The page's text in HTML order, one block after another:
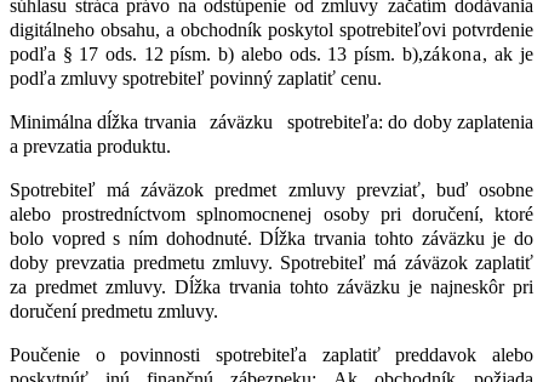
súhlasu stráca právo na odstúpenie od zmluvy začatím dodávania
digitálneho obsahu, a obchodník poskytol spotrebiteľovi potvrdenie
podľa § 17 ods. 12 písm. b) alebo ods. 13 písm. b),zákona,ak je
podľa zmluvy spotrebiteľ povinný zaplatiť cenu.
Minimálna dĺžka trvania záväzku
spotrebiteľa: do doby zaplatenia
a prevzatia produktu.
Spotrebiteľ má záväzok predmet zmluvy prevziať, buď osobne
alebo prostredníctvom splnomocnenej osoby pri doručení, ktoré
bolo vopred s ním dohodnuté. Dĺžka trvania tohto záväzku je do
doby prevzatia predmetu zmluvy. Spotrebiteľ má záväzok zaplatiť
za predmet zmluvy. Dĺžka trvania tohto záväzku je najneskôr pri
doručení predmetu zmluvy.
Poučenie o povinnosti spotrebiteľa zaplatiť preddavok
alebo